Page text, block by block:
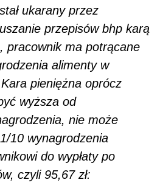
ukarany przez
przepisów bhp karą
pracownik ma potrącane
alimenty w
pieniężna oprócz
wyższa od
nie może
10 wynagrodzenia
do wypłaty po
czyli 95,67 zł: